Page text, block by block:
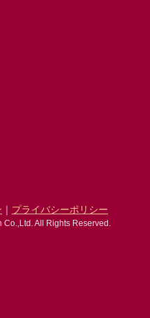
｜ プライバシーポリシー
All Rights Reserved.